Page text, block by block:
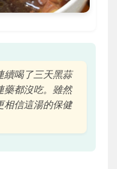
續喝了三天黑蒜
藥都沒吃。雖然
相信這湯的保健